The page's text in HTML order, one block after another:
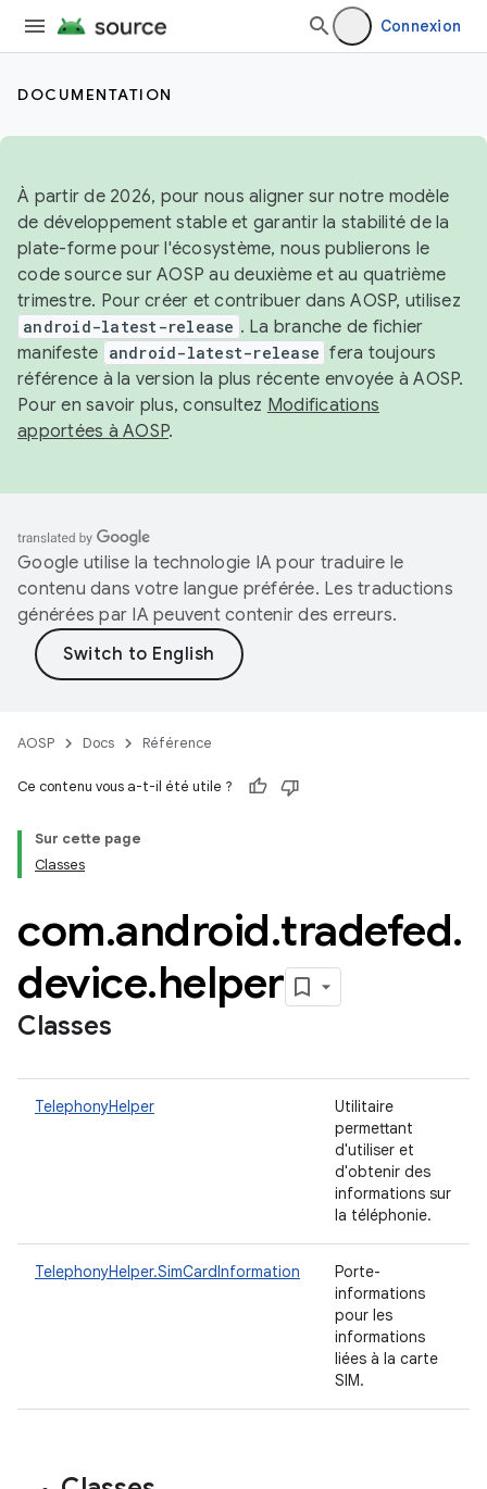
Connexion
DOCUMENTATION
À partir de 2026, pour nous aligner sur notre modèle
de développement stable et garantir la stabilité de la
plate-forme pour l'écosystème, nous publierons le
code source sur AOSP au deuxième et au quatrième
trimestre. Pour créer et contribuer dans AOSP, utilisez
android-latest-release . La branche de fichier
manifeste android-latest-release fera toujours
référence à la version la plus récente envoyée à AOSP.
Pour en savoir plus, consultez Modifications
apportées à AOSP.
Google utilise la technologie IA pour traduire le
contenu dans votre langue préférée. Les traductions
générées par IA peuvent contenir des erreurs.
AOSP Docs Référence
Ce contenu vous a-t-il été utile ?
Sur cette page
Classes
com.android.tradefed.
device.helper
Classes
TelephonyHelper
Utilitaire
permettant
d'utiliser et
d'obtenir des
informations sur
la téléphonie.
TelephonyHelper.SimCardInformation
Porte-
informations
pour les
informations
liées à la carte
SIM.